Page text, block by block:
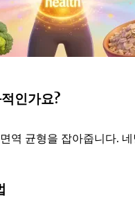
인가요?
역 균형을 잡아줍니다.